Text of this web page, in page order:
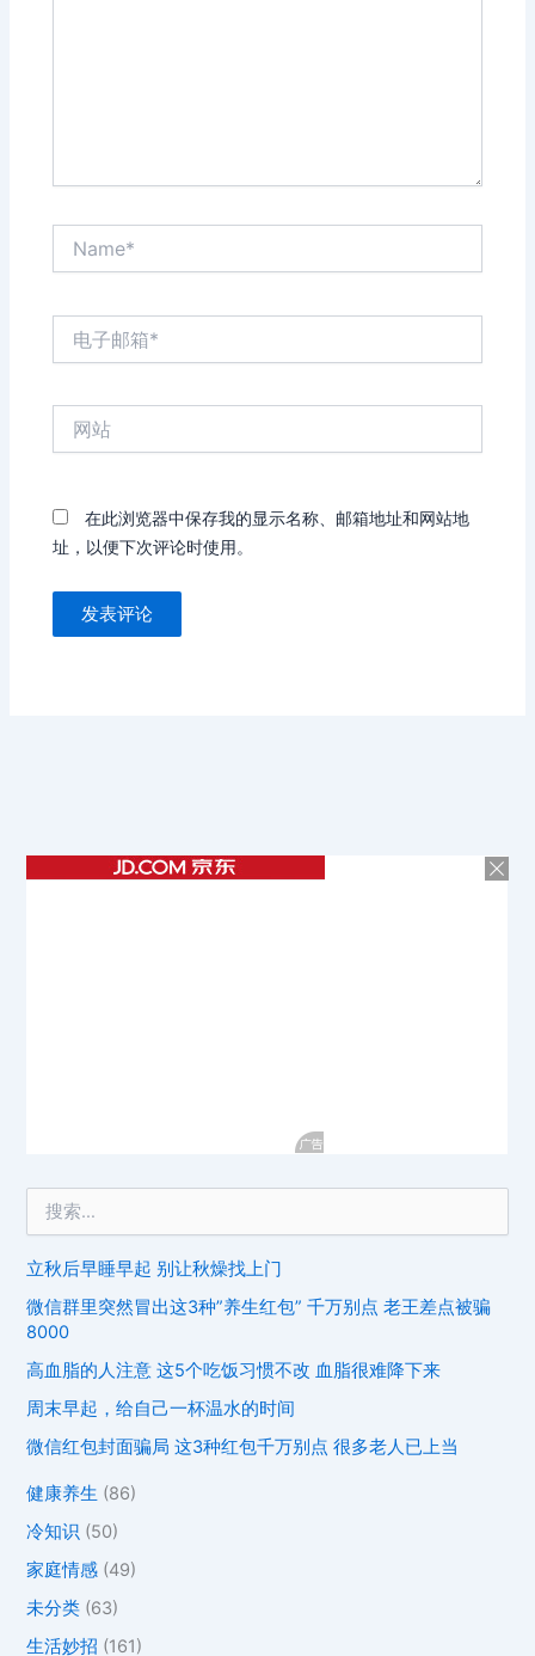
在此浏览器中保存我的显示名称、邮箱地址和网站地
址，以便下次评论时使用。
立秋后早睡早起 别让秋燥找上门
微信群里突然冒出这3种”养生红包” 千万别点 老王差点被骗
8000
高血脂的人注意 这5个吃饭习惯不改 血脂很难降下来
周末早起，给自己一杯温水的时间
微信红包封面骗局 这3种红包千万别点 很多老人已上当
健康养生 (86)
冷知识 (50)
家庭情感 (49)
未分类 (63)
生活妙招 (161)